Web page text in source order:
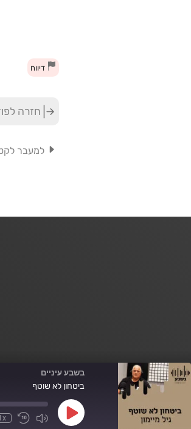
בשבע עיניים
ביטחון לא שוטף
Play
Episode
Unmute
1x
דיווח
חזרה
למעבר